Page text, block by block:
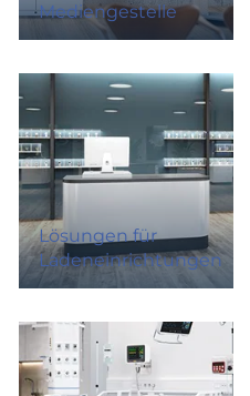
Mediengestelle
Lösungen für
Ladeneinrichtungen